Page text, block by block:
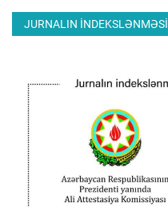
ƏLAQƏ
Azerbaijani English
JURNALIN INDEKSLƏNMƏSI